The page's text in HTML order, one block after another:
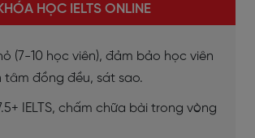
HỌC IELTS ONLINE
(7-10 học viên), đảm bảo học viên
tâm đồng đều, sát sao.
IELTS, chấm chữa bài trong vòng